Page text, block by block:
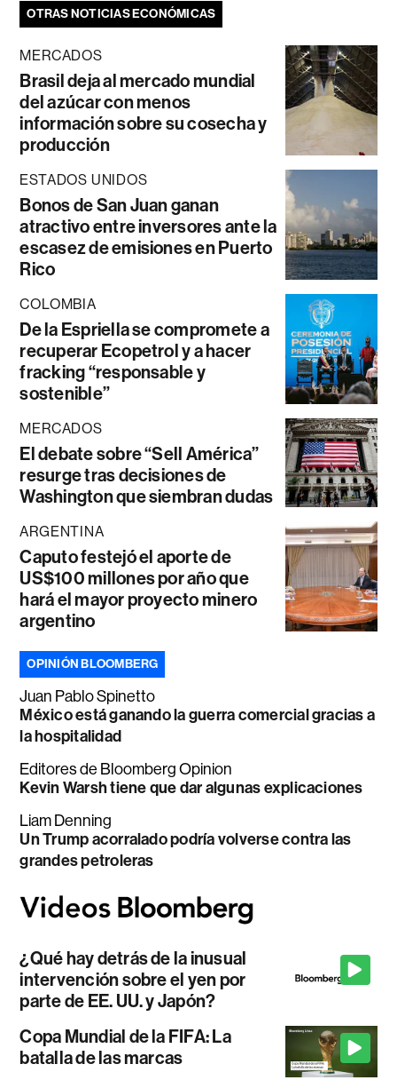
OTRAS NOTICIAS ECONÓMICAS
MERCADOS
Brasil deja al mercado mundial
del azúcar con menos
información sobre su cosecha y
producción
ESTADOS UNIDOS
Bonos de San Juan ganan
atractivo entre inversores ante la
escasez de emisiones en Puerto
Rico
COLOMBIA
De la Espriella se compromete a
recuperar Ecopetrol y a hacer
fracking “responsable y
sostenible”
MERCADOS
El debate sobre “Sell América”
resurge tras decisiones de
Washington que siembran dudas
ARGENTINA
Caputo festejó el aporte de
US$100 millones por año que
hará el mayor proyecto minero
argentino
OPINIÓN BLOOMBERG
Juan Pablo Spinetto
México está ganando la guerra comercial gracias a
la hospitalidad
Editores de Bloomberg Opinion
Kevin Warsh tiene que dar algunas explicaciones
Liam Denning
Un Trump acorralado podría volverse contra las
grandes petroleras
¿Qué hay detrás de la inusual
intervención sobre el yen por
parte de EE. UU. y Japón?
Copa Mundial de la FIFA: La
batalla de las marcas